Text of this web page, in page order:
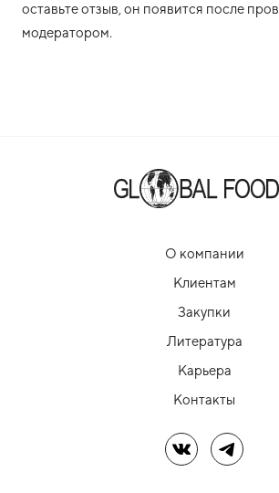
оставьте отзыв, он появится после
модератором.
О компании
Клиентам
Закупки
Литература
Карьера
Контакты
Мы в ВКМы в